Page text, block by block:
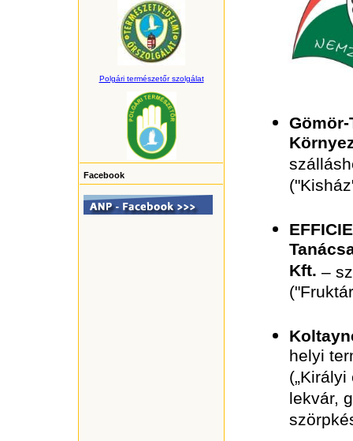
Polgári természetőr szolgálat
Facebook
Kft. –
helyi
lekvár,